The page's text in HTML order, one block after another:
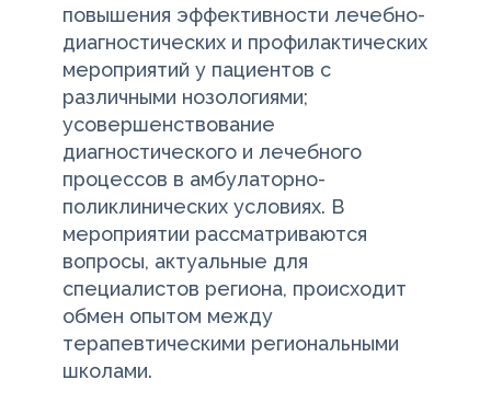
повышения эффективности лечебно-
диагностических и профилактических
мероприятий у пациентов с
различными нозологиями;
усовершенствование
диагностического и лечебного
процессов в амбулаторно-
поликлинических условиях. В
мероприятии рассматриваются
вопросы, актуальные для
специалистов региона, происходит
обмен опытом между
терапевтическими региональными
школами.